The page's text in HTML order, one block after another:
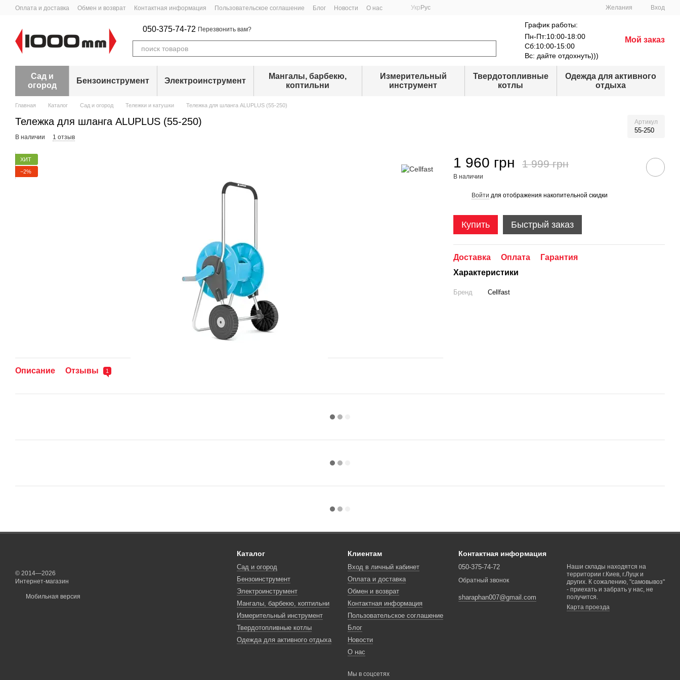
Перейти к основному контенту
Оплата и доставка Обмен и возврат Контактная информация Пользовательское соглашение Блог Новости О нас Укр Рус Желания Вход
050-375-74-72 Перезвонить вам?
График работы:
Пн-Пт:10:00-18:00
Сб:10:00-15:00
Вс: дайте отдохнуть)))
Мой заказ
Сад и
огород
Бензоинструмент Электроинструмент
Мангалы, барбекю,
коптильни
Измерительный
инструмент
Твердотопливные
котлы
Одежда для активного
отдыха
Главная Каталог Сад и огород Тележки и катушки Тележка для шланга ALUPLUS (55-250)
Тележка для шланга ALUPLUS (55-250) Артикул
55-250
В наличии 1 отзыв
ХИТ
−2%
Описание Отзывы 1
1 960 грн 1 999 грн
В наличии
Войти для отображения накопительной скидки
Купить Быстрый заказ
Доставка Оплата
Гарантия
Характеристики
Бренд Cellfast
© 2014—2026
Интернет-магазин
Мобильная версия
Каталог
Сад и огород
Бензоинструмент
Электроинструмент
Мангалы, барбекю, коптильни
Измерительный инструмент
Твердотопливные котлы
Одежда для активного отдыха
Клиентам
Вход в личный кабинет
Оплата и доставка
Обмен и возврат
Контактная информация
Пользовательское соглашение
Блог
Новости
О нас
Мы в соцсетях
Контактная информация
050-375-74-72
Обратный звонок
sharaphan007@gmail.com
Наши склады находятся на
территории г.Киев, г.Луцк и
других. К сожалению, "самовывоз"
- приехать и забрать у нас, не
получится.
Карта проезда